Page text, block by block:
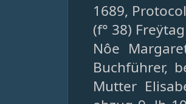
1689,
(f° 38)
Nôe
Buchführer,
Mutter